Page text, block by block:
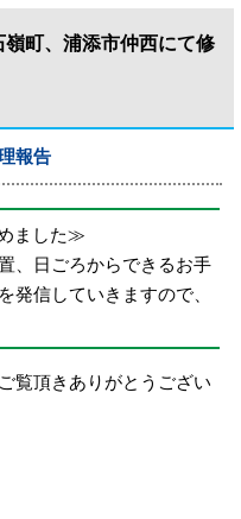
町、浦添市仲西にて修
報告
ました≫
、日ごろからできるお手
発信していきますので、
覧頂きありがとうござい